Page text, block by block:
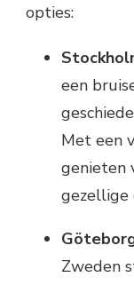
opties:
een
Met een
genieten
gezellige
Zweden